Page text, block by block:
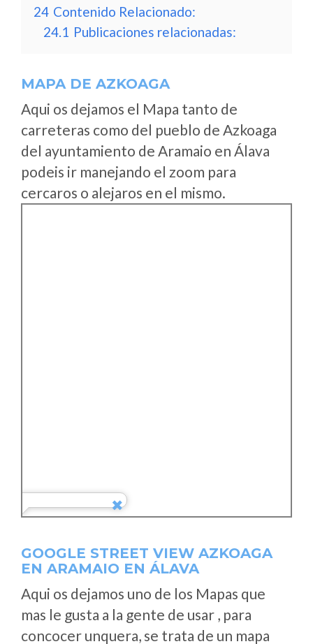
24 Contenido Relacionado:
24.1 Publicaciones relacionadas:
MAPA DE AZKOAGA
Aqui os dejamos el Mapa tanto de
carreteras como del pueblo de Azkoaga
del ayuntamiento de Aramaio en Álava
podeis ir manejando el zoom para
cercaros o alejaros en el mismo.
GOOGLE STREET VIEW AZKOAGA
EN ARAMAIO EN ÁLAVA
Aqui os dejamos uno de los Mapas que
mas le gusta a la gente de usar , para
concocer unquera, se trata de un mapa